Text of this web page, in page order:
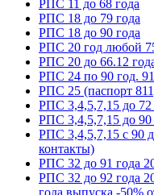
РПС 11 до 68 года
РПС 18 до 79 года
РПС 18 до 90 года
РПС 20 год любой
РПС 20 до 66.12
РПС 24 по 90 год.
РПС 25 (паспорт
РПС 3,4,5,7,15 до 72
РПС 3,4,5,7,15 до 90
РПС 3,4,5,7,15 с 90
контакты)
РПС 32 до 91 года
РПС 32 до 92 года